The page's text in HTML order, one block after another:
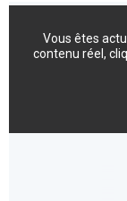
Vous êtes
contenu réel,